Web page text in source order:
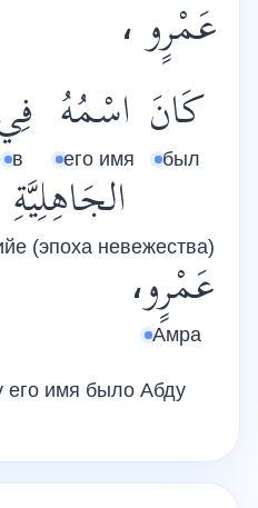
عَمْرٍو ،
كَانَ
был
اسْمُهُ
его имя
в
الجَاهِلِيَّةِ
(эпоха невежества)
عَمْرٍو،
Амра
его имя было Абду